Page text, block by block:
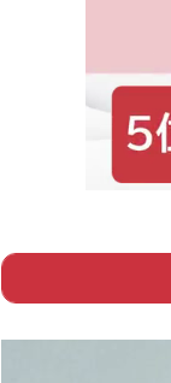
Page 1